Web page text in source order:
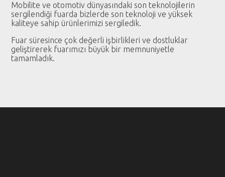
Mobilite ve otomotiv dünyasındaki son teknolojilerin
sergilendiği fuarda bizlerde son teknoloji ve yüksek
kaliteye sahip ürünlerimizi sergiledik.
Fuar süresince çok değerli işbirlikleri ve dostluklar
geliştirerek fuarımızı büyük bir memnuniyetle
tamamladık.